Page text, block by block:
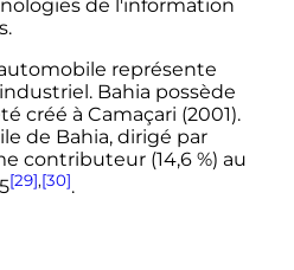
de l'information
représente
Bahia possède
créé à Camaçari (2001).
de Bahia, dirigé par
contributeur (14,6 %) au
[29],[30].